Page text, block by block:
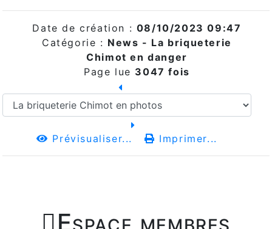
Date de création : 08/10/2023 09:47
Catégorie : News - La briqueterie
Chimot en danger
Page lue 3047 fois
Prévisualiser... Imprimer...
Espace membres